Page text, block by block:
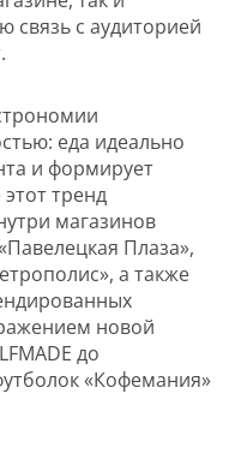
связь с аудиторией
еда идеально
и формирует
тренд
магазинов
Плаза»,
а также
новой
до
«Кофемания»